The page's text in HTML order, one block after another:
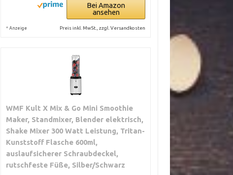
Bei Amazon
ansehen
* Anzeige Preis inkl. MwSt., zzgl. Versandkosten
WMF Kult X Mix & Go Mini Smoothie
Maker, Standmixer, Blender elektrisch,
Shake Mixer 300 Watt Leistung, Tritan-
Kunststoff Flasche 600ml,
auslaufsicherer Schraubdeckel,
rutschfeste Füße, Silber/Schwarz